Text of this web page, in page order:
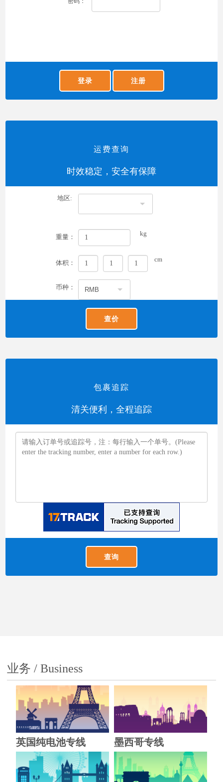
登录 注册
运费查询
时效稳定，安全有保障
地区:
重量： kg
体积： cm
币种：
查价
包裹追踪
清关便利，全程追踪
查询
业务 / Business
英国纯电池专线 墨西哥专线